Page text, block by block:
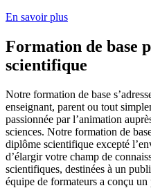
En savoir plus
Formation de base
scientifique
Notre formation de base
enseignant, parent ou tout
passionnée par l’animation
sciences. Notre formation de
diplôme scientifique excepté
d’élargir votre champ de
scientifiques, destinées à un
équipe de formateurs a conçu